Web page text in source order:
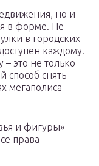
но и
в форме. Не
в городских
каждому.
это не только
способ снять
мегаполиса
и фигуры»
права